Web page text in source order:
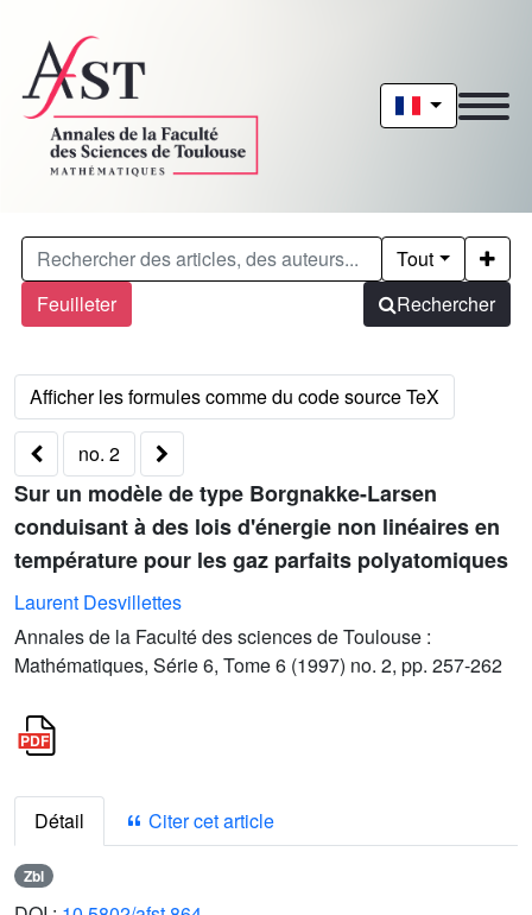
Feuilleter
Tout
Rechercher
no. 2
Sur un modèle de type Borgnakke-Larsen
conduisant à des lois d'énergie non linéaires en
température pour les gaz parfaits polyatomiques
Laurent Desvillettes
Annales de la Faculté des sciences de Toulouse :
Mathématiques, Série 6, Tome 6 (1997) no. 2, pp. 257-262
Détail Citer cet article
Zbl